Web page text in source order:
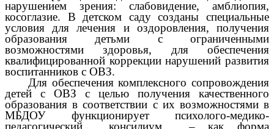
нарушением зрения: слабовидение, амблиопия,
косоглазие. В детском саду созданы специальные
условия для лечения и оздоровления, получения
образования детьми с ограниченными
возможностями здоровья, для обеспечения
квалифицированной коррекции нарушений развития
воспитанников с ОВЗ.
Для обеспечения комплексного сопровождения
детей с ОВЗ с целью получения качественного
образования в соответствии с их возможностями в
МБДОУ функционирует психолого-медико-
педагогический консилиум – как форма